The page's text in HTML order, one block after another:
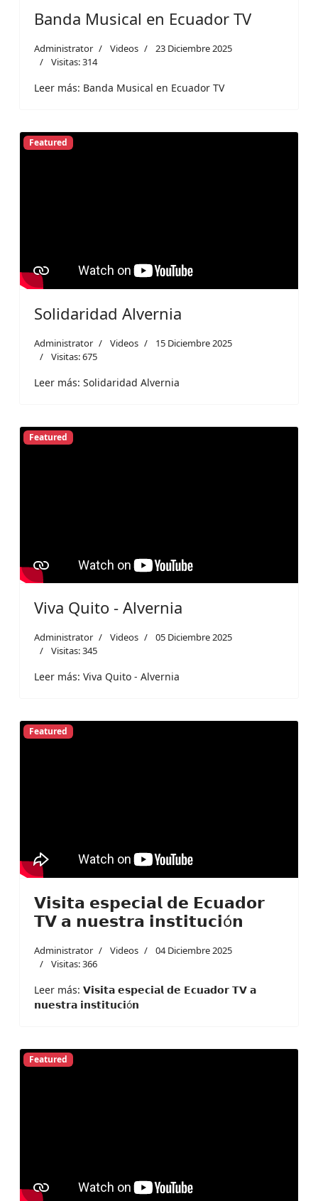
Banda Musical en Ecuador TV
Administrator Videos
23 Diciembre 2025
Visitas: 314
Leer más: Banda Musical en Ecuador TV
Featured
Solidaridad Alvernia
Administrator Videos
15 Diciembre 2025
Visitas: 675
Leer más: Solidaridad Alvernia
Featured
Viva Quito - Alvernia
Administrator Videos
05 Diciembre 2025
Visitas: 345
Leer más: Viva Quito - Alvernia
Featured
𝗩𝗶𝘀𝗶𝘁𝗮 𝗲𝘀𝗽𝗲𝗰𝗶𝗮𝗹 𝗱𝗲 𝗘𝗰𝘂𝗮𝗱𝗼𝗿
𝗧𝗩 𝗮 𝗻𝘂𝗲𝘀𝘁𝗿𝗮 𝗶𝗻𝘀𝘁𝗶𝘁𝘂𝗰𝗶ó𝗻
Administrator Videos
04 Diciembre 2025
Visitas: 366
Leer más: 𝗩𝗶𝘀𝗶𝘁𝗮 𝗲𝘀𝗽𝗲𝗰𝗶𝗮𝗹 𝗱𝗲 𝗘𝗰𝘂𝗮𝗱𝗼𝗿 𝗧𝗩 𝗮
𝗻𝘂𝗲𝘀𝘁𝗿𝗮 𝗶𝗻𝘀𝘁𝗶𝘁𝘂𝗰𝗶ó𝗻
Featured